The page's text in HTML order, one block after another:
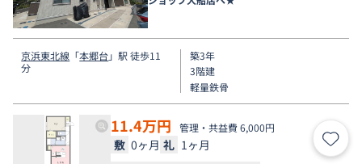
京浜東北線 「本郷台」駅 徒歩11
分
築3年
3階建
軽量鉄骨
11.4万円 管理・共益費 6,000円
敷 0ヶ月 礼 1ヶ月 お気